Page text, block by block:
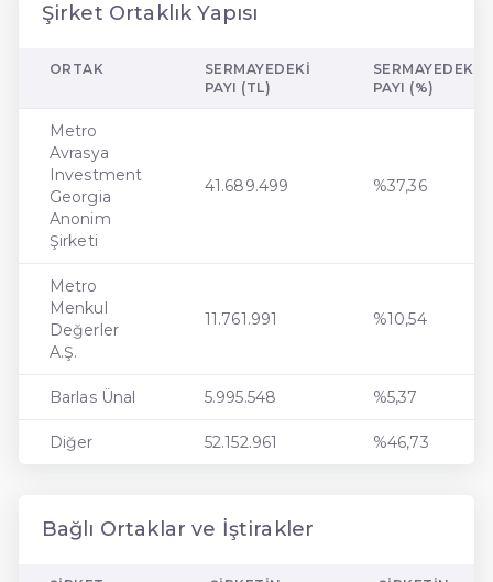
Şirket Ortaklık Yapısı
ORTAK
SERMAYEDEKI
PAYI (TL)
SERMAYEDEKI
PAYI (%)
Metro
Avrasya
Investment
Georgia
Anonim
Şirketi
41.689.499 %37,36
Metro
Menkul
Değerler
A.Ş.
11.761.991 %10,54
Barlas Ünal 5.995.548 %5,37
Diğer 52.152.961 %46,73
Bağlı Ortaklar ve İştirakler